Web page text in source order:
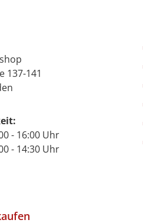
137-141
- 16:00 Uhr
14:30 Uhr